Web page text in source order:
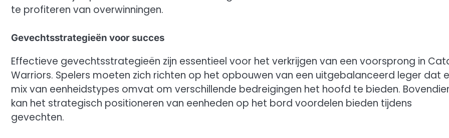
te profiteren van overwinningen.
Gevechtsstrategieën voor succes
Effectieve gevechtsstrategieën zijn essentieel voor het verkrijgen van een voorsprong in
Warriors. Spelers moeten zich richten op het opbouwen van een uitgebalanceerd leger dat
mix van eenheidstypes omvat om verschillende bedreigingen het hoofd te bieden.
kan het strategisch positioneren van eenheden op het bord voordelen bieden tijdens
gevechten.